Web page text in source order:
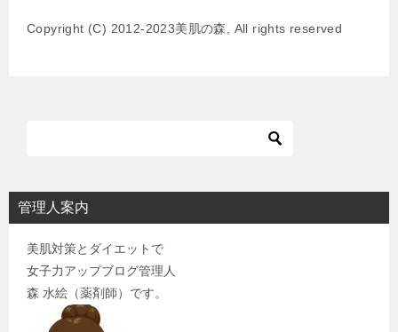
Copyright (C) 2012-2023美肌の森, All rights reserved
管理人案内
美肌対策とダイエットで
女子力アップブログ管理人
森 水絵（薬剤師）です。